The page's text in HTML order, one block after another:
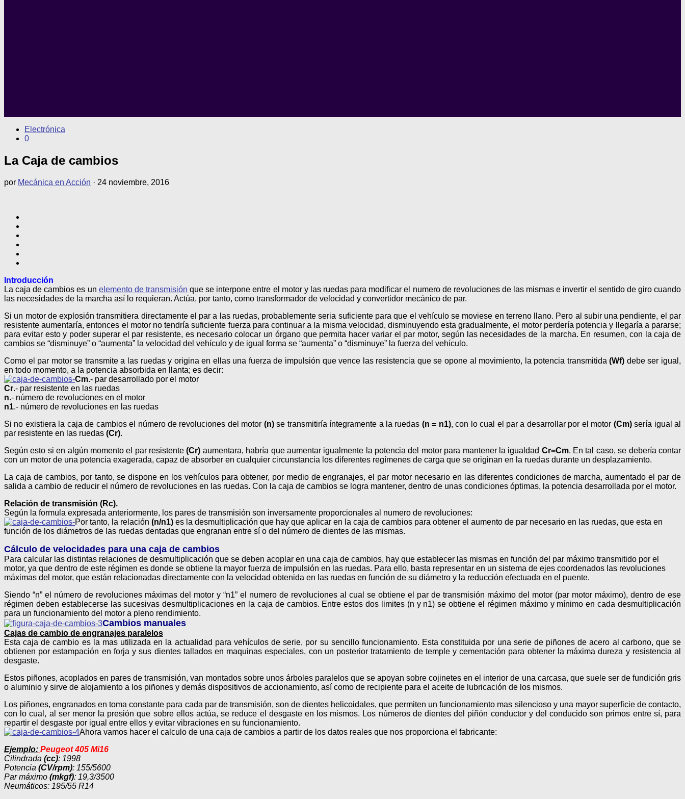
Electrónica
0
La Caja de cambios
por Mecánica en Acción · 24 noviembre, 2016
Introducción
La caja de cambios es un elemento de transmisión que se interpone entre el motor y las ruedas para modificar el numero de revoluciones de las mismas e invertir el sentido de giro cuando
las necesidades de la marcha así lo requieran. Actúa, por tanto, como transformador de velocidad y convertidor mecánico de par.
Si un motor de explosión transmitiera directamente el par a las ruedas, probablemente seria suficiente para que el vehículo se moviese en terreno llano. Pero al subir una pendiente, el par
resistente aumentaría, entonces el motor no tendría suficiente fuerza para continuar a la misma velocidad, disminuyendo esta gradualmente, el motor perdería potencia y llegaría a pararse;
para evitar esto y poder superar el par resistente, es necesario colocar un órgano que permita hacer variar el par motor, según las necesidades de la marcha. En resumen, con la caja de
cambios se “disminuye” o “aumenta” la velocidad del vehículo y de igual forma se “aumenta” o “disminuye” la fuerza del vehículo.
Como el par motor se transmite a las ruedas y origina en ellas una fuerza de impulsión que vence las resistencia que se opone al movimiento, la potencia transmitida(Wf) debe ser igual,
en todo momento, a la potencia absorbida en llanta; es decir:
Cm.- par desarrollado por el motor
Cr.- par resistente en las ruedas
n.- número de revoluciones en el motor
n1.- número de revoluciones en las ruedas
Si no existiera la caja de cambios el número de revoluciones del motor (n)se transmitiría íntegramente a la ruedas (n = n1), con lo cual el par a desarrollar por el motor (Cm)sería igual al
par resistente en las ruedas (Cr).
Según esto si en algún momento el par resistente(Cr) aumentara, habría que aumentar igualmente la potencia del motor para mantener la igualdad Cr=Cm. En tal caso, se debería contar
con un motor de una potencia exagerada, capaz de absorber en cualquier circunstancia los diferentes regímenes de carga que se originan en la ruedas durante un desplazamiento.
La caja de cambios, por tanto, se dispone en los vehículos para obtener, por medio de engranajes, el par motor necesario en las diferentes condiciones de marcha, aumentado el par de
salida a cambio de reducir el número de revoluciones en las ruedas. Con la caja de cambios se logra mantener, dentro de unas condiciones óptimas, la potencia desarrollada por el motor.
Relación de transmisión (Rc).
Según la formula expresada anteriormente, los pares de transmisión son inversamente proporcionales al numero de revoluciones:
Por tanto, la relación (n/n1) es la desmultiplicación que hay que aplicar en la caja de cambios para obtener el aumento de par necesario en las ruedas, que esta en
función de los diámetros de las ruedas dentadas que engranan entre sí o del número de dientes de las mismas.
Cálculo de velocidades para una caja de cambios
Para calcular las distintas relaciones de desmultiplicación que se deben acoplar en una caja de cambios, hay que establecer las mismas en función del par máximo transmitido por el
motor, ya que dentro de este régimen es donde se obtiene la mayor fuerza de impulsión en las ruedas. Para ello, basta representar en un sistema de ejes coordenados las revoluciones
máximas del motor, que están relacionadas directamente con la velocidad obtenida en las ruedas en función de su diámetro y la reducción efectuada en el puente.
Siendo “n” el número de revoluciones máximas del motor y “n1” el numero de revoluciones al cual se obtiene el par de transmisión máximo del motor (par motor máximo), dentro de ese
régimen deben establecerse las sucesivas desmultiplicaciones en la caja de cambios. Entre estos dos limites (n y n1) se obtiene el régimen máximo y mínimo en cada desmultiplicación
para un funcionamiento del motor a pleno rendimiento.
Cambios manuales
Cajas de cambio de engranajes paralelos
Esta caja de cambio es la mas utilizada en la actualidad para vehículos de serie, por su sencillo funcionamiento. Esta constituida por una serie de piñones de acero al carbono, que se
obtienen por estampación en forja y sus dientes tallados en maquinas especiales, con un posterior tratamiento de temple y cementación para obtener la máxima dureza y resistencia al
desgaste.
Estos piñones, acoplados en pares de transmisión, van montados sobre unos árboles paralelos que se apoyan sobre cojinetes en el interior de una carcasa, que suele ser de fundición gris
o aluminio y sirve de alojamiento a los piñones y demás dispositivos de accionamiento, así como de recipiente para el aceite de lubricación de los mismos.
Los piñones, engranados en toma constante para cada par de transmisión, son de dientes helicoidales, que permiten un funcionamiento mas silencioso y una mayor superficie de contacto,
con lo cual, al ser menor la presión que sobre ellos actúa, se reduce el desgaste en los mismos. Los números de dientes del piñón conductor y del conducido son primos entre sí, para
repartir el desgaste por igual entre ellos y evitar vibraciones en su funcionamiento.
Ahora vamos hacer el calculo de una caja de cambios a partir de los datos reales que nos proporciona el fabricante:
Ejemplo: Peugeot 405 Mi16
Cilindrada (cc): 1998
Potencia (CV/rpm): 155/5600
Par máximo (mkgf): 19,3/3500
Neumáticos: 195/55 R14